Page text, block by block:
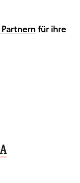
für ihre